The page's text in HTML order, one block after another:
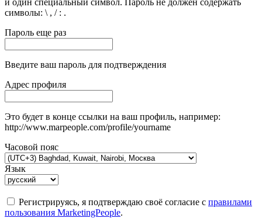
и один специальный символ. Пароль не должен содержать
символы: \ , / : .
Пароль еще раз
Введите ваш пароль для подтверждения
Адрес профиля
Это будет в конце ссылки на ваш профиль, например:
http://www.marpeople.com/profile/yourname
Часовой пояс
Язык
Регистрируясь, я подтверждаю своё согласие с правилами
пользования MarketingPeople.